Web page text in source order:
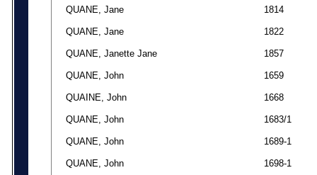
QUANE, Jane 1814
QUANE, Jane 1822
QUANE, Janette Jane 1857
QUANE, John 1659
QUAINE, John 1668
QUANE, John 1683/1
QUANE, John 1689-1
QUANE, John 1698-1